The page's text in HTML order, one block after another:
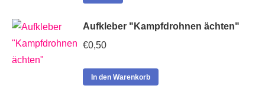
Aufkleber "Kampfdrohnen ächten"
€0,50
In den Warenkorb